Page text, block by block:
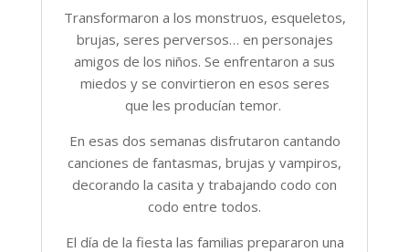
Transformaron a los monstruos, esqueletos,
brujas, seres perversos… en personajes
amigos de los niños. Se enfrentaron a sus
miedos y se convirtieron en esos seres
que les producían temor.
En esas dos semanas disfrutaron cantando
canciones de fantasmas, brujas y vampiros,
decorando la casita y trabajando codo con
codo entre todos.
El día de la fiesta las familias prepararon una